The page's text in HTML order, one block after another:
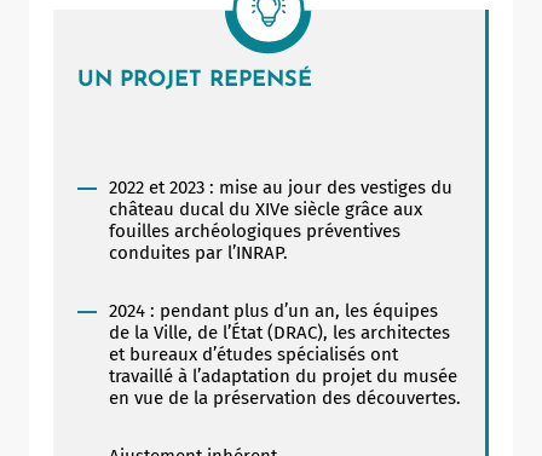
RUE DE LA PORTE-POTERNE
Les travaux de remplacement des collecteurs d’eaux
usées sont en cours.
La passerelle située à l’entrée du musée est
actuellement en cours de réalisation.
CÔTÉ HÔTEL LAGORCE
l’hôtel Lagorce sont désormais achevées. Le début
des travaux de réfection de façade est attendu cet
CÔTÉ EXTENSION
« Quand on creuse à Vannes, on trouve ! ». Ce dicton
à la Vannetaise s’est révélé non seulement juste,
mais les fouilles préventives menées par l’État ont
archéologiques en 2022 et 2023 sur le site de l’ancien
UN PROJET REPENSÉ
2022 et 2023 : mise au jour des vestiges du
château ducal du XIVe siècle grâce aux
fouilles archéologiques préventives
conduites par l’INRAP.
2024 : pendant plus d’un an, les équipes
de la Ville, de l’État (DRAC), les architectes
et bureaux d’études spécialisés ont
travaillé à l’adaptation du projet du musée
en vue de la préservation des découvertes.